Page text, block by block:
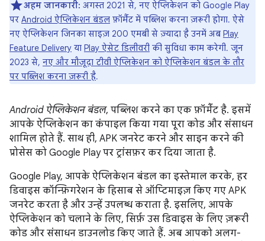
अहम जानकारी: अगस्त 2021 से, नए ऐप्लिकेशन को Google Play
पर Android ऐप्लिकेशन बंडल फ़ॉर्मैट में पब्लिश करना ज़रूरी होगा. ऐसे
नए ऐप्लिकेशन जिनका साइज़ 200 एमबी से ज़्यादा है उनमें अब Play
Feature Delivery या Play ऐसेट डिलीवरी की सुविधा काम करेगी. जून
2023 से, नए और मौजूदा टीवी ऐप्लिकेशन को ऐप्लिकेशन बंडल के तौर
पर पब्लिश करना ज़रूरी है.
Android ऐप्लिकेशन बंडल, पब्लिश करने का एक फ़ॉर्मैट है. इसमें
आपके ऐप्लिकेशन का कंपाइल किया गया पूरा कोड और संसाधन
शामिल होते हैं. साथ ही, APK जनरेट करने और साइन करने की
प्रोसेस को Google Play पर ट्रांसफ़र कर दिया जाता है.
Google Play, आपके ऐप्लिकेशन बंडल का इस्तेमाल करके, हर
डिवाइस कॉन्फ़िगरेशन के हिसाब से ऑप्टिमाइज़ किए गए APK
जनरेट करता है और उन्हें उपलब्ध कराता है. इसलिए, आपके
ऐप्लिकेशन को चलाने के लिए, सिर्फ़ उस डिवाइस के लिए ज़रूरी
कोड और संसाधन डाउनलोड किए जाते हैं. अब आपको अलग-